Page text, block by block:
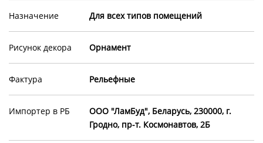
Назначение Для всех типов помещений
Рисунок декора Орнамент
Фактура Рельефные
Импортер в РБ
ООО "ЛамБуд", Беларусь, 230000, г.
Гродно, пр-т. Космонавтов, 2Б